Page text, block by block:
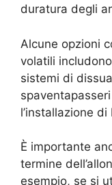
duratura degli
Alcune opzioni
volatili
sistemi di
l’installazione
È importante
termine
esempio, se si